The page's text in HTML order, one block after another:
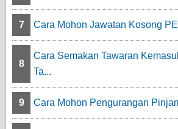
7 Cara Mohon Jawatan Kosong
8
Cara Semakan Tawaran
Ta...
9 Cara Mohon Pengurangan